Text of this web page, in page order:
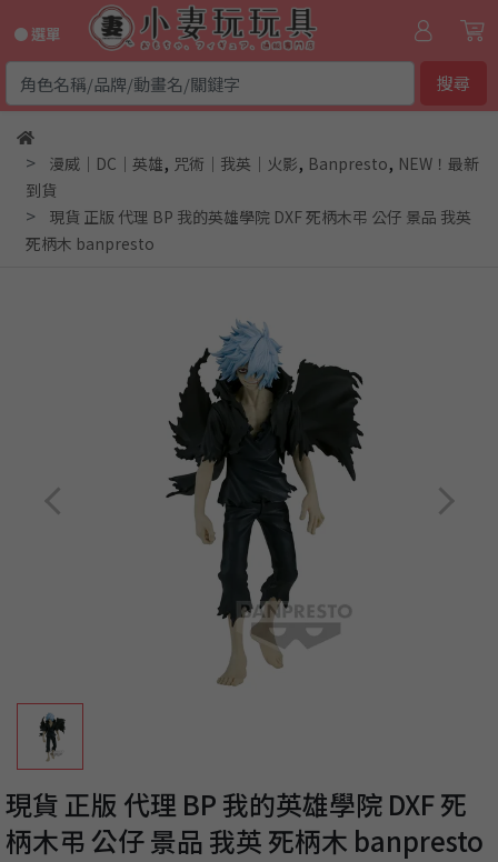
● 選單
搜尋
漫威｜DC｜英雄, 咒術｜我英｜火影, Banpresto, NEW！最新
到貨
現貨 正版 代理 BP 我的英雄學院 DXF 死柄木弔 公仔 景品 我英
死柄木 banpresto
現貨 正版 代理 BP 我的英雄學院 DXF 死
柄木弔 公仔 景品 我英 死柄木 banpresto